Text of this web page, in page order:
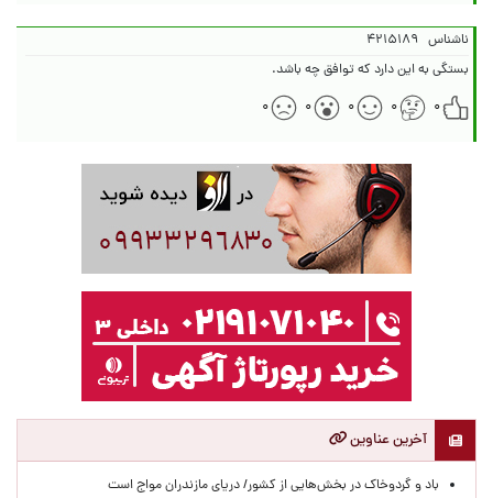
ناشناس ۴۲۱۵۱۸۹
بستگی به این دارد که توافق چه باشد.
۰
۰ ۰ ۰ ۰
آخرین عناوین
باد و گردوخاک در بخش‌هایی از کشور/ دریای مازندران مواج است